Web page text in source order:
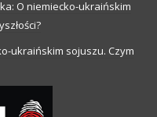
O niemiecko-ukraińskim
ukraińskim sojuszu. Czym